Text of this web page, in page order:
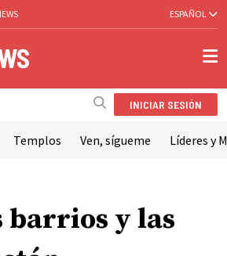
ESPAÑOL
INICIAR SESIÓN
Templos Ven, sígueme Líderes y
barrios y las